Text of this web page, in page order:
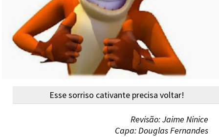
Esse sorriso cativante precisa voltar!
Revisão: Jaime Ninice
Capa: Douglas Fernandes